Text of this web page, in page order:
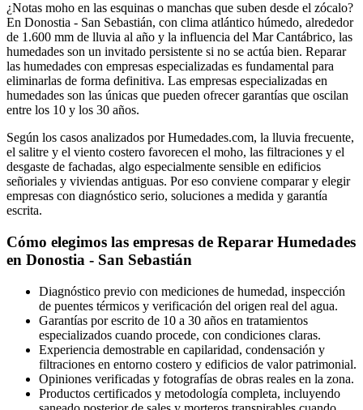
¿Notas moho en las esquinas o manchas que suben desde el zócalo?
En Donostia - San Sebastián, con clima atlántico húmedo, alrededor
de 1.600 mm de lluvia al año y la influencia del Mar Cantábrico, las
humedades son un invitado persistente si no se actúa bien. Reparar
las humedades con empresas especializadas es fundamental para
eliminarlas de forma definitiva. Las empresas especializadas en
humedades son las únicas que pueden ofrecer garantías que oscilan
entre los 10 y los 30 años.
Según los casos analizados por Humedades.com, la lluvia frecuente,
el salitre y el viento costero favorecen el moho, las filtraciones y el
desgaste de fachadas, algo especialmente sensible en edificios
señoriales y viviendas antiguas. Por eso conviene comparar y elegir
empresas con diagnóstico serio, soluciones a medida y garantía
escrita.
Cómo elegimos las empresas de Reparar Humedades
en Donostia - San Sebastián
Diagnóstico previo con mediciones de humedad, inspección
de puentes térmicos y verificación del origen real del agua.
Garantías por escrito de 10 a 30 años en tratamientos
especializados cuando procede, con condiciones claras.
Experiencia demostrable en capilaridad, condensación y
filtraciones en entorno costero y edificios de valor patrimonial.
Opiniones verificadas y fotografías de obras reales en la zona.
Productos certificados y metodología completa, incluyendo